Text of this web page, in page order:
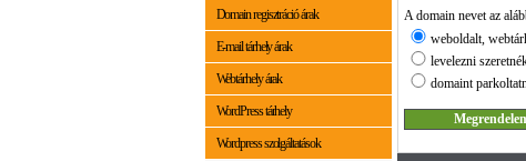
Domain regisztráció árak
E-mail tárhely árak
Webtárhely árak
WordPress tárhely
Wordpress szolgáltatások
A domain nevet az
weboldalt,
levelezni
domaint